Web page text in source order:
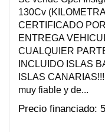
130Cv
CERTIFICADO
ENTREGA
CUALQUIER
INCLUIDO ISLAS
ISLAS
muy fiable y de...